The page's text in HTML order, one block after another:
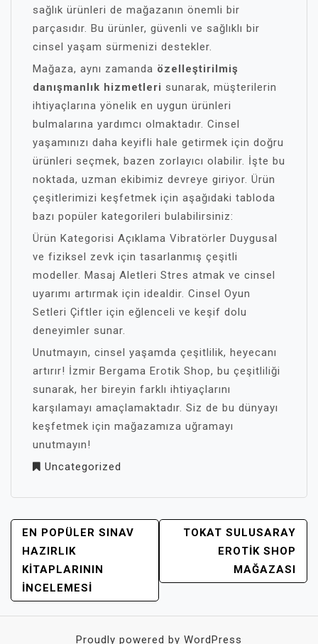
sağlık ürünleri de mağazanın önemli bir
parçasıdır. Bu ürünler, güvenli ve sağlıklı bir
cinsel yaşam sürmenizi destekler.
Mağaza, aynı zamanda özelleştirilmiş
danışmanlık hizmetleri sunarak, müşterilerin
ihtiyaçlarına yönelik en uygun ürünleri
bulmalarına yardımcı olmaktadır. Cinsel
yaşamınızı daha keyifli hale getirmek için doğru
ürünleri seçmek, bazen zorlayıcı olabilir. İşte bu
noktada, uzman ekibimiz devreye giriyor. Ürün
çeşitlerimizi keşfetmek için aşağıdaki tabloda
bazı popüler kategorileri bulabilirsiniz:
Ürün Kategorisi Açıklama Vibratörler Duygusal
ve fiziksel zevk için tasarlanmış çeşitli
modeller. Masaj Aletleri Stres atmak ve cinsel
uyarımı artırmak için idealdir. Cinsel Oyun
Setleri Çiftler için eğlenceli ve keşif dolu
deneyimler sunar.
Unutmayın, cinsel yaşamda çeşitlilik, heyecanı
artırır! İzmir Bergama Erotik Shop, bu çeşitliliği
sunarak, her bireyin farklı ihtiyaçlarını
karşılamayı amaçlamaktadır. Siz de bu dünyayı
keşfetmek için mağazamıza uğramayı
unutmayın!
Uncategorized
YAZI
GEZINMESI
EN POPÜLER SINAV
HAZIRLIK
KITAPLARININ
İNCELEMESI
TOKAT SULUSARAY
EROTIK SHOP
MAĞAZASI
Proudly powered by WordPress